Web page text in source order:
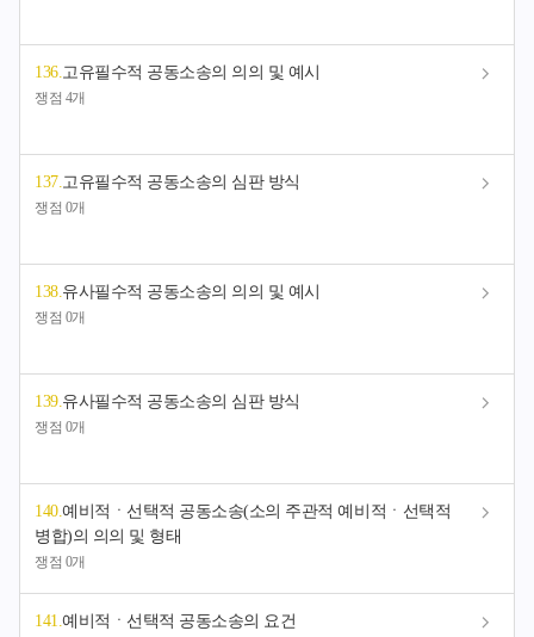
136.고유필수적 공동소송의 의의 및 예시
쟁점 4개
137.고유필수적 공동소송의 심판 방식
쟁점 0개
138.유사필수적 공동소송의 의의 및 예시
쟁점 0개
139.유사필수적 공동소송의 심판 방식
쟁점 0개
140.예비적ㆍ선택적 공동소송(소의 주관적 예비적ㆍ선택적
병합)의 의의 및 형태
쟁점 0개
141.예비적ㆍ선택적 공동소송의 요건